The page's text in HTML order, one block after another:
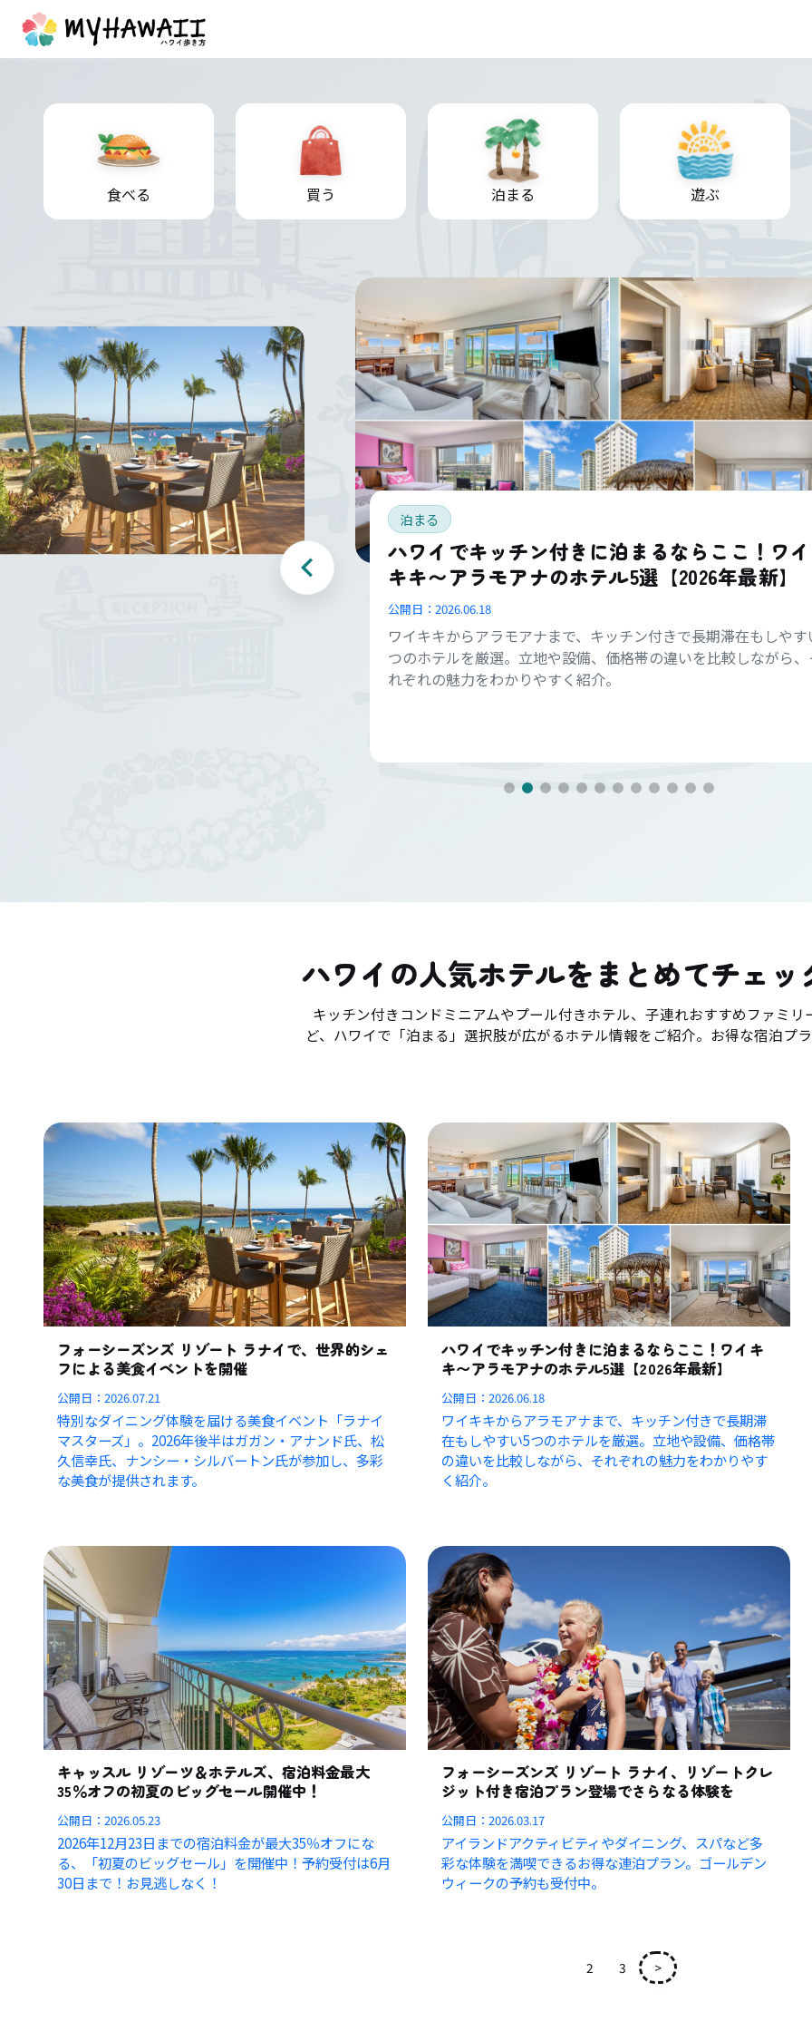
食べる 買う 泊まる 遊ぶ
泊まる
ハワイでキッチン付きに泊まるならここ！ワイ
キキ〜アラモアナのホテル5選【2026年最新】
公開日： 2026.06.18
ワイキキからアラモアナまで、キッチン付きで長期滞在もしやす
つのホテルを厳選。立地や設備、価格帯の違いを比較しながら
れぞれの魅力をわかりやすく紹介。
ハワイの人気ホテルをまとめてチェッ
キッチン付きコンドミニアムやプール付きホテル、子連れおすすめファミリ
ど、ハワイで「泊まる」選択肢が広がるホテル情報をご紹介。お得な宿泊プ
フォーシーズンズ リゾート ラナイで、世界的シェ
フによる美食イベントを開催
公開日：2026.07.21
特別なダイニング体験を届ける美食イベント「ラナイ
マスターズ」。2026年後半はガガン・アナンド氏、松
久信幸氏、ナンシー・シルバートン氏が参加し、多彩
な美食が提供されます。
ハワイでキッチン付きに泊まるならここ！ワイキ
キ〜アラモアナのホテル5選【2026年最新】
公開日：2026.06.18
ワイキキからアラモアナまで、キッチン付きで長期滞
在もしやすい5つのホテルを厳選。立地や設備、価格帯
の違いを比較しながら、それぞれの魅力をわかりやす
く紹介。
キャッスル リゾーツ＆ホテルズ、宿泊料金最大
35％オフの初夏のビッグセール開催中！
公開日：2026.05.23
2026年12月23日までの宿泊料金が最大35％オフにな
る、「初夏のビッグセール」を開催中！予約受付は6月
30日まで！お見逃しなく！
フォーシーズンズ リゾート ラナイ、リゾートクレ
ジット付き宿泊プラン登場でさらなる体験を
公開日：2026.03.17
アイランドアクティビティやダイニング、スパなど多
彩な体験を満喫できるお得な連泊プラン。ゴールデン
ウィークの予約も受付中。
2 3 >